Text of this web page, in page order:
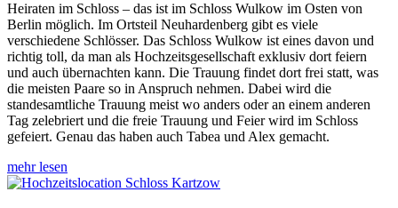
Heiraten im Schloss – das ist im Schloss Wulkow im Osten von
Berlin möglich. Im Ortsteil Neuhardenberg gibt es viele
verschiedene Schlösser. Das Schloss Wulkow ist eines davon und
richtig toll, da man als Hochzeitsgesellschaft exklusiv dort feiern
und auch übernachten kann. Die Trauung findet dort frei statt, was
die meisten Paare so in Anspruch nehmen. Dabei wird die
standesamtliche Trauung meist wo anders oder an einem anderen
Tag zelebriert und die freie Trauung und Feier wird im Schloss
gefeiert. Genau das haben auch Tabea und Alex gemacht.
mehr lesen